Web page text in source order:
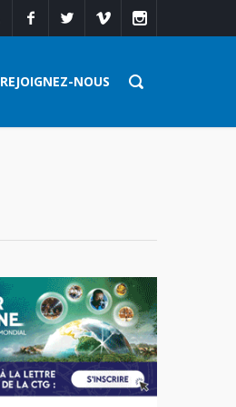
REJOIGNEZ-NOUS